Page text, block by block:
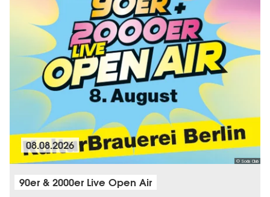
© Soda Club
08.08.2026
90er & 2000er Live Open Air